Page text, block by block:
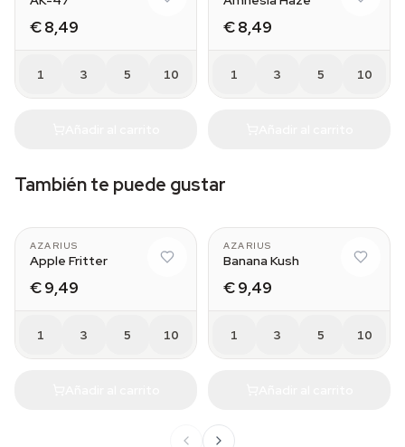
€ 8,49
1 3 5 10
€ 8,49
1 3 5 10
También te puede gustar
AZARIUS
Apple Fritter
€ 9,49
1 3 5 10
AZARIUS
Banana Kush
€ 9,49
1 3 5 10